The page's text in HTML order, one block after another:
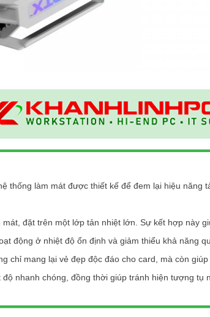
thống làm mát được thiết kế để đem lại hiệu năng
đặt trên một lớp tản nhiệt lớn. Sự kết hợp này
động ở nhiệt độ ổn định và giảm thiểu khả năng
chỉ mang lại vẻ đẹp độc đáo cho card, mà còn
nhanh chóng, đồng thời giúp tránh hiện tượng tụ